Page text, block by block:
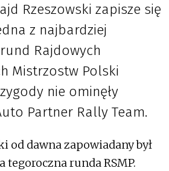
Rzeszowski zapisze się
z najbardziej
Rajdowych
Mistrzostw Polski
nie ominęły
Partner Rally Team.
od dawna zapowiadany był
runda RSMP.